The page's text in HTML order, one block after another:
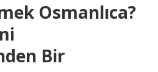
Osmanlıca?
Bir